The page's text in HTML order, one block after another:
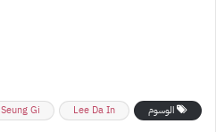
الوسوم Lee Da In
Gi